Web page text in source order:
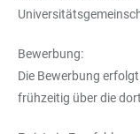
Bewerbung:
Die Bewerbung
frühzeitig über die